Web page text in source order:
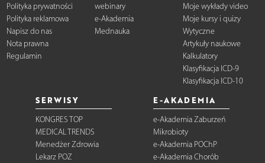
Polityka prywatności
Polityka reklamowa
Napisz do nas
Nota prawna
Regulamin
webinary
e-Akademia
Mednauka
Moje wykłady video
Moje kursy i quizy
Wytyczne
Artykuły naukowe
Kalkulatory
Klasyfikacja ICD-9
Klasyfikacja ICD-10
SERWISY
KONGRES TOP
MEDICAL TRENDS
Menedżer Zdrowia
Lekarz POZ
E-AKADEMIA
e-Akademia Zaburzeń
Mikrobioty
e-Akademia POChP
e-Akademia Chorób